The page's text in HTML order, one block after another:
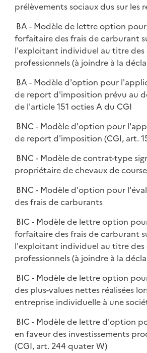
prélèvements sociaux dus sur les
BA - Modèle de lettre option
forfaitaire des frais de carburant
l'exploitant individuel au titre
professionnels (à joindre à la
BA - Modèle d'option pour
de report d'imposition prévu au
de l'article 151 octies A du CGI
BNC - Modèle d'option pour
de report d'imposition (CGI, art.
BNC - Modèle de contrat-type
propriétaire de chevaux de
BNC - Modèle d'option pour
des frais de carburants
BIC - Modèle de lettre option
forfaitaire des frais de carburant
l'exploitant individuel au titre
professionnels (à joindre à la
BIC - Modèle de lettre option
des plus-values nettes réalisées
entreprise individuelle à une
BIC - Modèle de lettre d'option
en faveur des investissements
(CGI, art. 244 quater W)